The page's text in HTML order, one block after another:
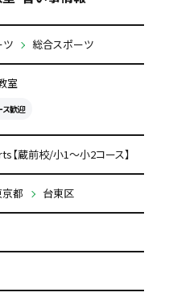
総合スポーツ
室
ス歓迎
【蔵前校/小1〜小2コース】
京都 台東区